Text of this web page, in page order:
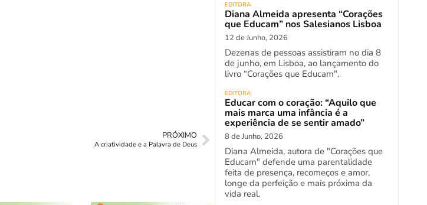
PRÓXIMO
A criatividade e a Palavra de Deus
EDITORA
Diana Almeida apresenta “Corações
que Educam” nos Salesianos Lisboa
12 de Junho, 2026
Dezenas de pessoas assistiram no dia 8
de junho, em Lisboa, ao lançamento do
livro “Corações que Educam".
EDITORA
Educar com o coração: “Aquilo que
mais marca uma infância é a
experiência de se sentir amado”
8 de Junho, 2026
Diana Almeida, autora de "Corações que
Educam" defende uma parentalidade
feita de presença, recomeços e amor,
longe da perfeição e mais próxima da
vida real.